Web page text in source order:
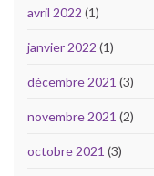
avril 2022 (1)
janvier 2022 (1)
décembre 2021 (3)
novembre 2021 (2)
octobre 2021 (3)